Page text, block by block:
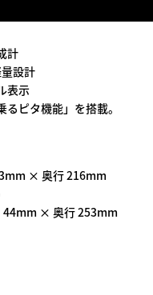
計
設計
表示
ピタ機能」を搭載。
× 奥行 216mm
44mm × 奥行 253mm